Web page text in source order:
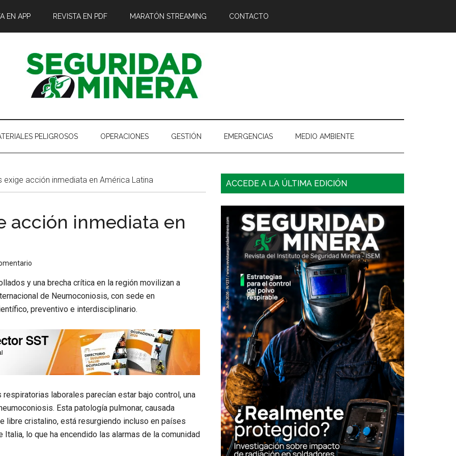
EN APP REVISTA EN PDF MARATÓN STREAMING CONTACTO
PELIGROSOS OPERACIONES GESTIÓN EMERGENCIAS MEDIO AMBIENTE
exige acción inmediata en América Latina
acción inmediata en
y una brecha crítica en la región movilizan a
de Neumoconiosis, con sede en
preventivo e interdisciplinario.
laborales parecían estar bajo control, una
. Esta patología pulmonar, causada
libre cristalino, está resurgiendo incluso en países
lo que ha encendido las alarmas de la comunidad
Barra
principal
ACCEDE A LA ÚLTIMA EDICIÓN